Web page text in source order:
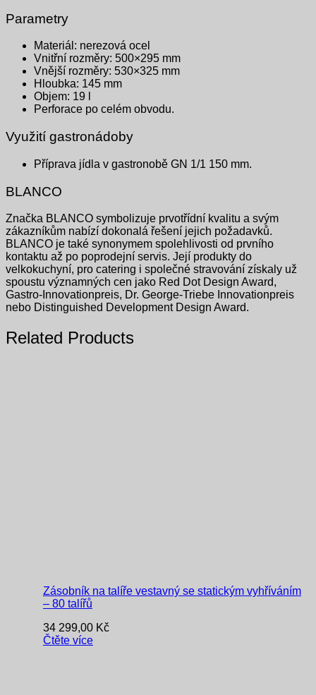
Parametry
Materiál: nerezová ocel
Vnitřní rozměry: 500×295 mm
Vnější rozměry: 530×325 mm
Hloubka: 145 mm
Objem: 19 l
Perforace po celém obvodu.
Využití gastronádoby
Příprava jídla v gastronobě GN 1/1 150 mm.
BLANCO
Značka BLANCO symbolizuje prvotřídní kvalitu a svým
zákazníkům nabízí dokonalá řešení jejich požadavků.
BLANCO je také synonymem spolehlivosti od prvního
kontaktu až po poprodejní servis. Její produkty do
velkokuchyní, pro catering i společné stravování získaly už
spoustu významných cen jako Red Dot Design Award,
Gastro-Innovationpreis, Dr. George-Triebe Innovationpreis
nebo Distinguished Development Design Award.
Related Products
Zásobník na talíře vestavný se statickým vyhříváním
– 80 talířů
34 299,00 Kč
Čtěte více